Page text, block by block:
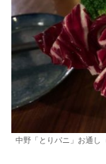
中野「とりパニ」お通し